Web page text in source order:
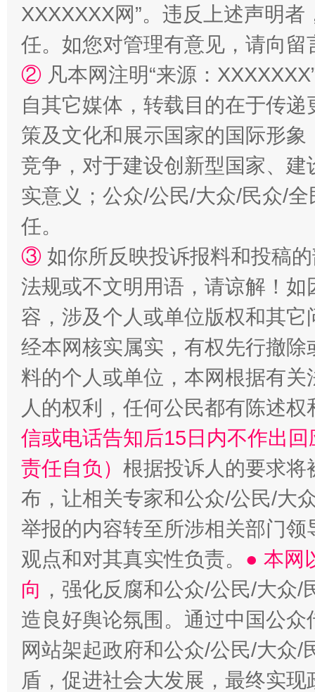
国家大学科技园优化重塑工作
扯下公款旅游的“隐身衣” 如何以
XXXXXXX网”。违反上述声明
任。如您对管理有意见，请向
② 凡本网注明“来源：
自其它媒体，转载目的在于传
策及文化和展示国家的国际形
竞争，对于建设创新型国家、
实意义；公众/公民/大众/民众/
任。
③ 如你所反映投诉报料和投稿
法规或不文明用语，请谅解！
容，涉及个人或单位版权和其它
经本网核实属实，有权先行撤
料的个人或单位，本网根据有
人的权利，任何公民都有陈述
信或电话告知后15日内不作出
责任自负） 根据投诉人的要求将
布，让相关专家和公众/公民/大
举报的内容转至所涉相关部门
观点和对其真实性负责。 ● 本网
向 ，强化反腐和公众/公民/大众
造良好舆论氛围。通过中国公
网站架起政府和公众/公民/大众
盾，促进社会大发展，最终实